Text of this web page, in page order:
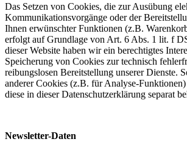
Das Setzen von Cookies, die zur Ausübung
Kommunikationsvorgänge oder der
Ihnen erwünschter Funktionen (z.B.
erfolgt auf Grundlage von Art. 6 Abs. 1 lit. f
dieser Website haben wir ein berechtigtes
Speicherung von Cookies zur technisch
reibungslosen Bereitstellung unserer Dienste.
anderer Cookies (z.B. für Analyse-
diese in dieser Datenschutzerklärung separat
Newsletter-Daten